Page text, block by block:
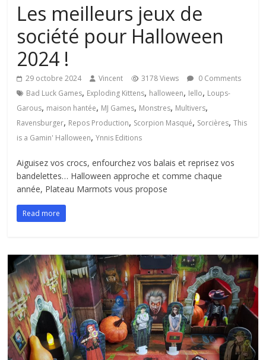
Les meilleurs jeux de
société pour Halloween
2024 !
29 octobre 2024 Vincent 3178 Views
0 Comments
Bad Luck Games, Exploding Kittens, halloween, Iello, Loups-
Garous, maison hantée, MJ Games, Monstres, Multivers,
Ravensburger, Repos Production, Scorpion Masqué, Sorcières,This
is a Gamin' Halloween,Ynnis Editions
Aiguisez vos crocs, enfourchez vos balais et reprisez vos
bandelettes… Halloween approche et comme chaque
année, Plateau Marmots vous propose
Read more